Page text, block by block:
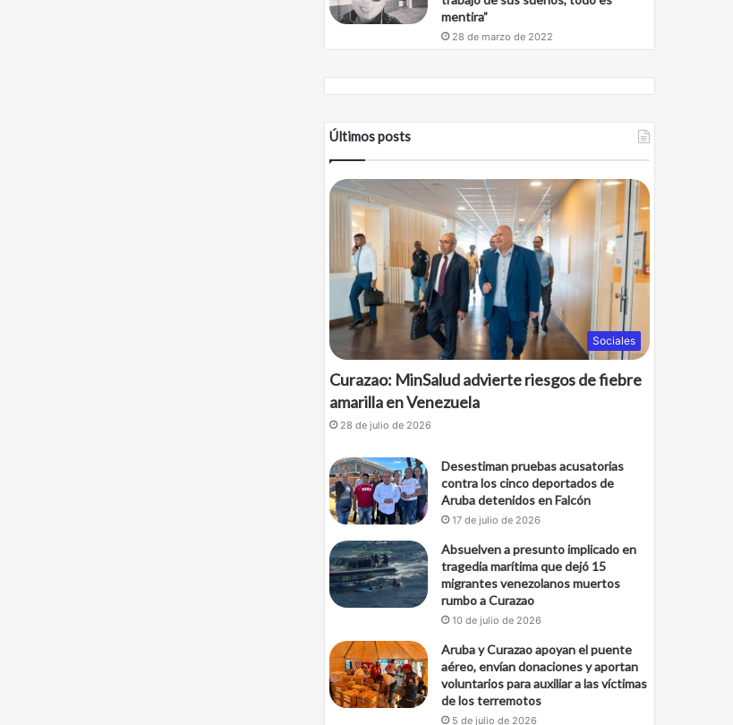
mentira”
28 de marzo de 2022
Últimos posts
Sociales
Curazao: MinSalud advierte riesgos de fiebre
amarilla en Venezuela
28 de julio de 2026
Desestiman pruebas acusatorias
contra los cinco deportados de
Aruba detenidos en Falcón
17 de julio de 2026
Absuelven a presunto implicado en
tragedia marítima que dejó 15
migrantes venezolanos muertos
rumbo a Curazao
10 de julio de 2026
Aruba y Curazao apoyan el puente
aéreo, envían donaciones y aportan
voluntarios para auxiliar a las víctimas
de los terremotos
5 de julio de 2026